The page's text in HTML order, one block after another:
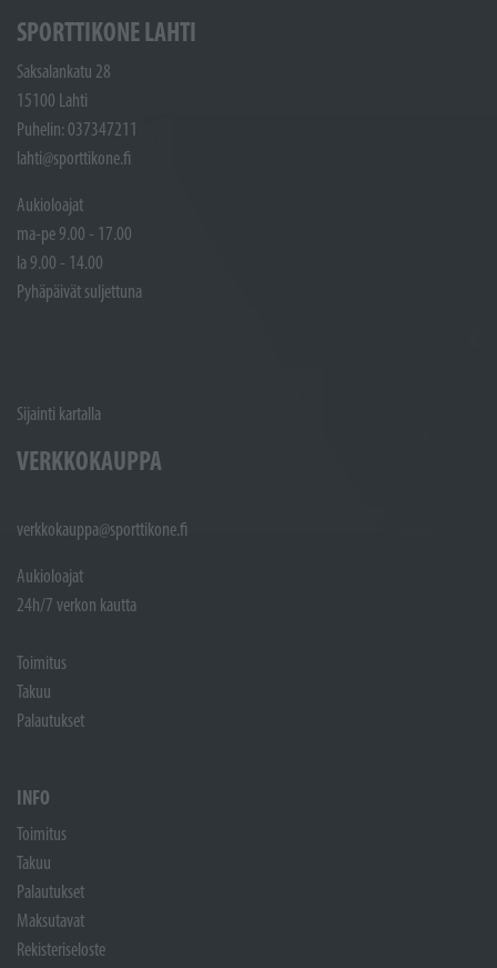
SPORTTIKONE LAHTI
Saksalankatu 28
15100 Lahti
Puhelin: 037347211
lahti@sporttikone.fi
Aukioloajat
ma-pe 9.00 - 17.00
la 9.00 - 14.00
Pyhäpäivät suljettuna
Sijainti kartalla
VERKKOKAUPPA
verkkokauppa@sporttikone.fi
Aukioloajat
24h/7 verkon kautta
Toimitus
Takuu
Palautukset
INFO
Toimitus
Takuu
Palautukset
Maksutavat
Rekisteriseloste